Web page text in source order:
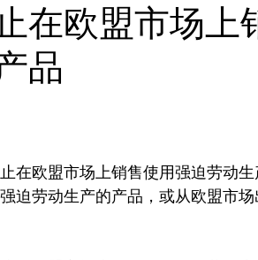
收合规
在欧盟市场上
品
在欧盟市场上销售使用强迫劳动
迫劳动生产的产品，或从欧盟市